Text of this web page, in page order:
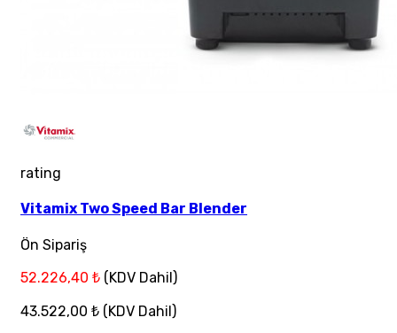
rating
Vitamix Two Speed Bar Blender
Ön Sipariş
52.226,40 ₺ (KDV Dahil)
43.522,00 ₺ (KDV Dahil)